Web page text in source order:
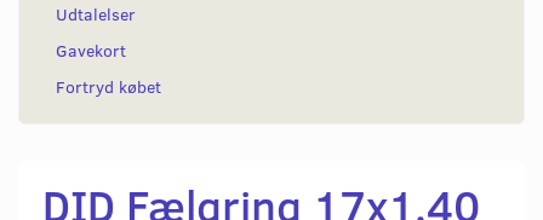
Udtalelser
Gavekort
Fortryd købet
DID Fælgring 17x1,40